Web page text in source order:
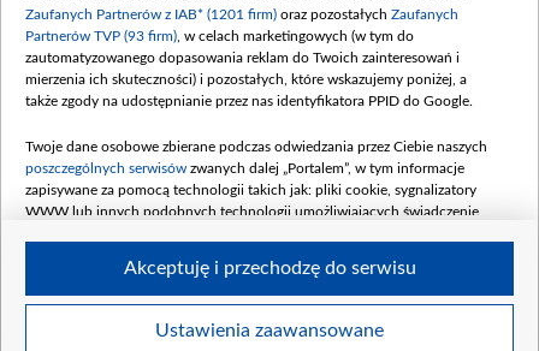
(wpłata grudzień 60,548 mln)
Dofinansowanie 900 000 000,00 PLN
Data podpisania umowy: LUTY 2026 (wpłata
kwiecień 180 mln, 7 maja 180 mln, 8
czerwca 90 mln)
Dofinansowanie 250 000 000,00 PLN
4 sierpnia 250 mln
Zaufanych Partnerów z IAB* (1201 firm) oraz pozostałych Zaufanych
Partnerów TVP (93 firm) , w celach marketingowych (w tym do
zautomatyzowanego dopasowania reklam do Twoich zainteresowań i
mierzenia ich skuteczności) i pozostałych, które wskazujemy poniżej, a
także zgody na udostępnianie przez nas identyfikatora PPID do Google.
Twoje dane osobowe zbierane podczas odwiedzania przez Ciebie naszych
poszczególnych serwisów zwanych dalej „Portalem”, w tym informacje
zapisywane za pomocą technologii takich jak: pliki cookie, sygnalizatory
WWW lub innych podobnych technologii umożliwiających świadczenie
Twoje dane osobowe zbierane podczas odwiedzania przez Ciebie
Ustawienia zaawansowane
Akceptuję i przechodzę do serwisu